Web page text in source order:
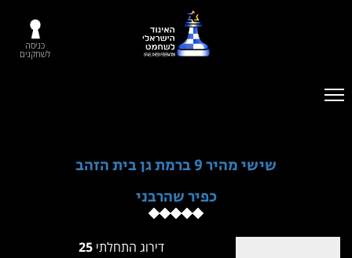
כניסה
לשחקנים
שישי מהיר 9 ברמת גן בית הזהב
כפיר שהרבני
דירוג התחלתי